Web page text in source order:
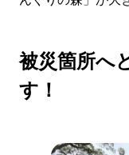
被災箇所へ
す！